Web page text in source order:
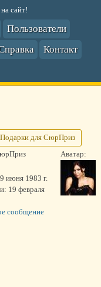
сайт!
Пользователи
Контакт
Подарки для СюрПриз
Аватар:
9 июня 1983 г.
19 февраля
сообщение